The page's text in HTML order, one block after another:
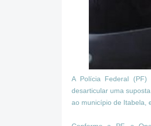
A Polícia Federal
desarticular uma
ao município de Itabela,